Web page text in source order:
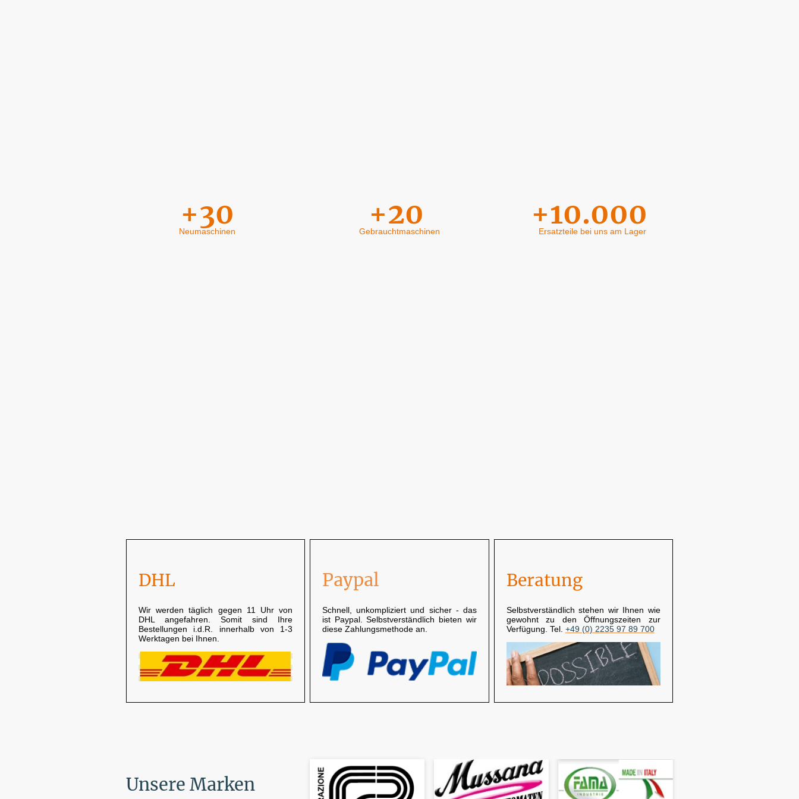
+30
Neumaschinen +20
Gebrauchtmaschinen +10.000
Ersatzteile bei uns am Lager
DHL
Wir werden täglich gegen 11 Uhr von
DHL angefahren. Somit sind Ihre
Bestellungen i.d.R. innerhalb von 1-3
Werktagen bei Ihnen.
Paypal
Schnell, unkompliziert und sicher - das
ist Paypal. Selbstverständlich bieten wir
diese Zahlungsmethode an.
Beratung
Selbstverständlich stehen wir Ihnen wie
gewohnt zu den Öffnungszeiten zur
Verfügung. Tel. +49 (0) 2235 97 89 700
Unsere Marken